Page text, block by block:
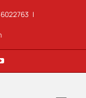
|
YouTube